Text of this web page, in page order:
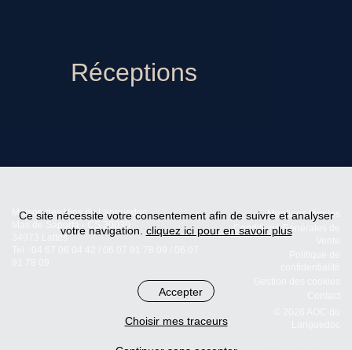
Réceptions
Maison des Vins du Languedoc
Mas de Saporta - CS 30030
Mentions légales
Conditions Générales de
Ce site nécessite votre consentement afin de suivre et analyser
votre navigation. cliquez ici pour en savoir plus
Accepter
Choisir mes traceurs